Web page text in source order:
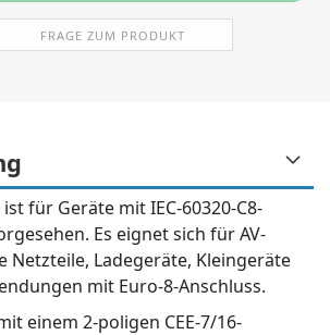
FRAGE ZUM PRODUKT
für Geräte mit IEC-60320-C8-
Es eignet sich für AV-
Netzteile, Ladegeräte, Kleingeräte
mit Euro-8-Anschluss.
einem 2-poligen CEE-7/16-